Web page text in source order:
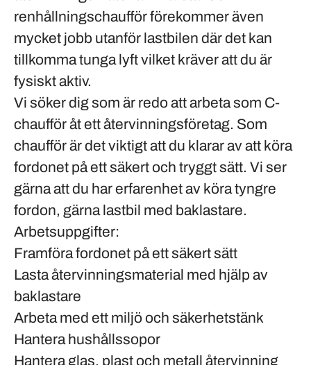
renhållningschaufför förekommer även
mycket jobb utanför lastbilen där det kan
tillkomma tunga lyft vilket kräver att du är
fysiskt aktiv.
Vi söker dig som är redo att arbeta som C-
chaufför åt ett återvinningsföretag. Som
chaufför är det viktigt att du klarar av att köra
fordonet på ett säkert och tryggt sätt. Vi ser
gärna att du har erfarenhet av köra tyngre
fordon, gärna lastbil med baklastare.
Arbetsuppgifter:
Framföra fordonet på ett säkert sätt
Lasta återvinningsmaterial med hjälp av
baklastare
Arbeta med ett miljö och säkerhetstänk
Hantera hushållssopor
Hantera glas, plast och metall återvinning